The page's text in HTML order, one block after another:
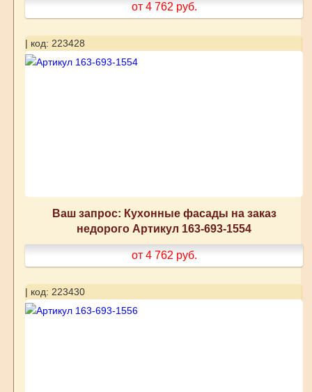
от 4 762 руб.
| код: 223428
Ваш запрос: Кухонные фасады на заказ
недорого Артикул 163-693-1554
от 4 762 руб.
| код: 223430